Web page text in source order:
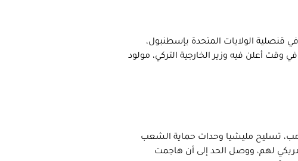
الولايات المتحدة بإسطنبول،
وقت أعلن فيه وزير الخارجية التركي، مولود
تسليح مليشيا وحدات حماية الشعب
لهم، ووصل الحد إلى أن هاجمت